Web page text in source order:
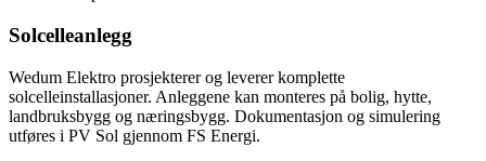
Solcelleanlegg
Wedum Elektro prosjekterer og leverer komplette
solcelleinstallasjoner. Anleggene kan monteres på bolig, hytte,
landbruksbygg og næringsbygg. Dokumentasjon og simulering
utføres i PV Sol gjennom FS Energi.